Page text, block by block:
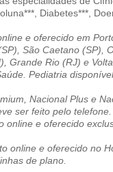
Diabetes***,
e oferecido em
São Caetano (SP),
Grande Rio (RJ) e
Pediatria
Nacional Plus e
ser feito pelo telefone.
online e oferecido
online e oferecido no
de plano.